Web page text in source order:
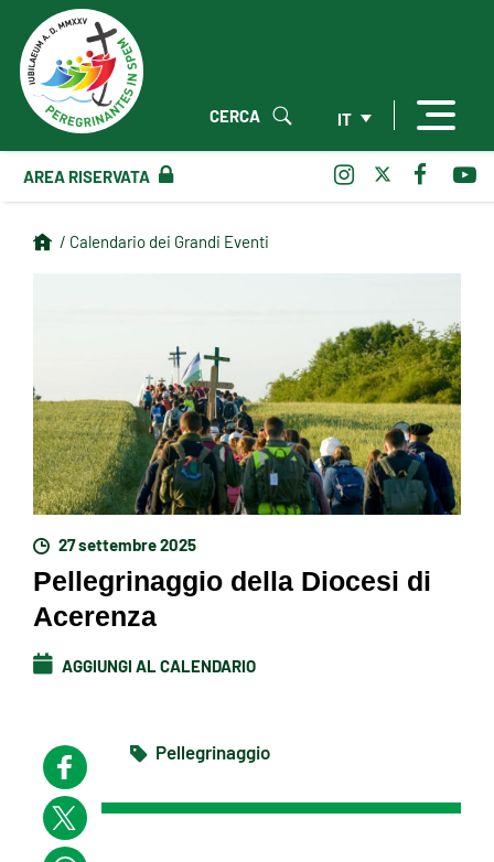
IT
CERCA
AREA RISERVATA
/ Calendario dei Grandi Eventi
27 settembre 2025
Pellegrinaggio della Diocesi di
Acerenza
AGGIUNGI AL CALENDARIO
Pellegrinaggio